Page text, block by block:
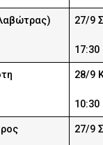
27/9
17:30
28/9
10:30
27/9